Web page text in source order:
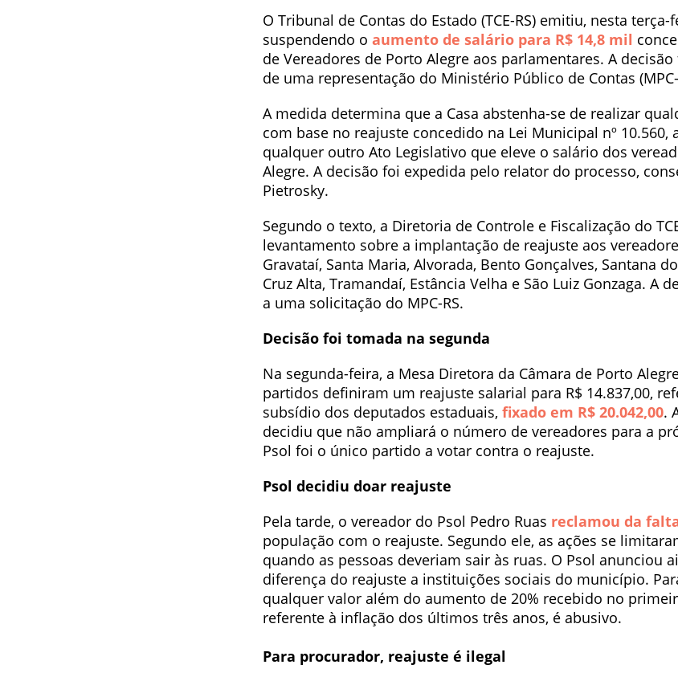
O Tribunal de Contas do Estado (TCE-RS) emitiu, nesta
suspendendo o aumento de salário para R$ 14,8 mil
de Vereadores de Porto Alegre aos parlamentares. A
de uma representação do Ministério Público de Contas (MPC-
A medida determina que a Casa abstenha-se de realizar
com base no reajuste concedido na Lei Municipal nº 10.560,
qualquer outro Ato Legislativo que eleve o salário dos
Alegre. A decisão foi expedida pelo relator do processo,
Pietrosky.
Segundo o texto, a Diretoria de Controle e Fiscalização do
levantamento sobre a implantação de reajuste aos
Gravataí, Santa Maria, Alvorada, Bento Gonçalves, Santana
Cruz Alta, Tramandaí, Estância Velha e São Luiz Gonzaga. A
a uma solicitação do MPC-RS.
Decisão foi tomada na segunda
Na segunda-feira, a Mesa Diretora da Câmara de Porto
partidos definiram um reajuste salarial para R$ 14.837,00,
subsídio dos deputados estaduais, fixado em R$ 20.042,00.
decidiu que não ampliará o número de vereadores para a
Psol foi o único partido a votar contra o reajuste.
Psol decidiu doar reajuste
Pela tarde, o vereador do Psol Pedro Ruas reclamou da
população com o reajuste. Segundo ele, as ações se
quando as pessoas deveriam sair às ruas. O Psol anunciou
diferença do reajuste a instituições sociais do município.
qualquer valor além do aumento de 20% recebido no
referente à inflação dos últimos três anos, é abusivo.
Para procurador, reajuste é ilegal